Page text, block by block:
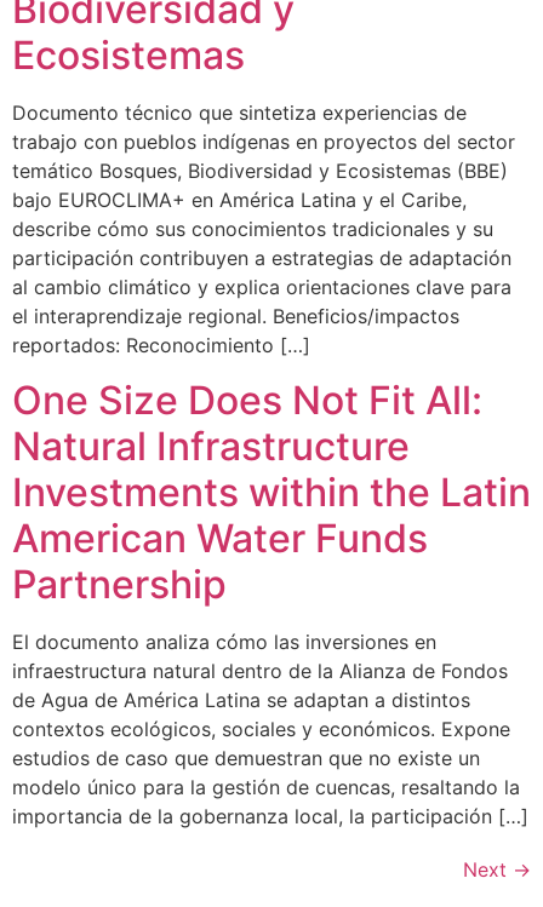
Ecosistemas
Documento técnico que sintetiza experiencias de
trabajo con pueblos indígenas en proyectos del sector
temático Bosques, Biodiversidad y Ecosistemas (BBE)
bajo EUROCLIMA+ en América Latina y el Caribe,
describe cómo sus conocimientos tradicionales y su
participación contribuyen a estrategias de adaptación
al cambio climático y explica orientaciones clave para
el interaprendizaje regional. Beneficios/impactos
reportados: Reconocimiento […]
One Size Does Not Fit All:
Natural Infrastructure
Investments within the Latin
American Water Funds
Partnership
El documento analiza cómo las inversiones en
infraestructura natural dentro de la Alianza de Fondos
de Agua de América Latina se adaptan a distintos
contextos ecológicos, sociales y económicos. Expone
estudios de caso que demuestran que no existe un
modelo único para la gestión de cuencas, resaltando la
importancia de la gobernanza local, la participación […]
Next →